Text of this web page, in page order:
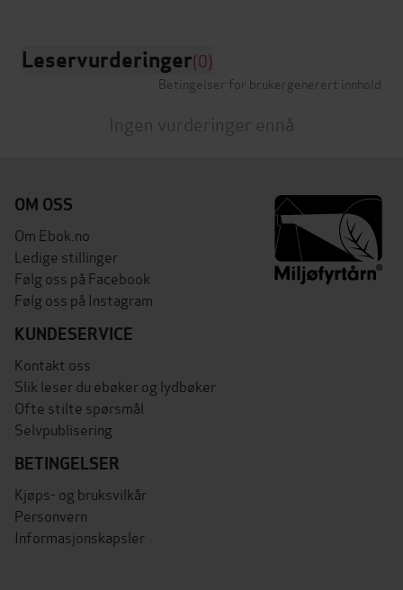
Leservurderinger(0)
Betingelser for brukergenerert innhold
Ingen vurderinger ennå
OM OSS
Om Ebok.no
Ledige stillinger
Følg oss på Facebook
Følg oss på Instagram
KUNDESERVICE
Kontakt oss
Slik leser du ebøker og lydbøker
Ofte stilte spørsmål
Selvpublisering
BETINGELSER
Kjøps- og bruksvilkår
Personvern
Informasjonskapsler